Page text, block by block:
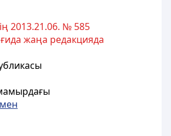
2013.21.06. № 585
жаңа редакцияда